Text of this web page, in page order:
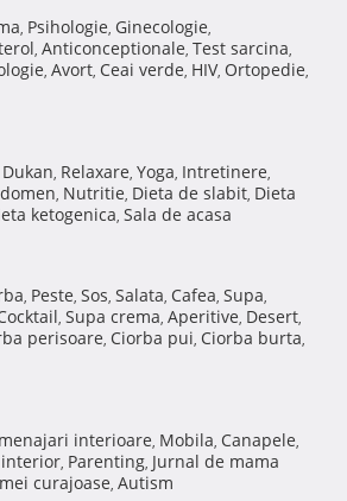
, Psihologie, Ginecologie,
, Anticonceptionale, Test sarcina,
, Avort, Ceai verde, HIV, Ortopedie,
, Relaxare, Yoga, Intretinere,
, Nutritie, Dieta de slabit, Dieta
ketogenica, Sala de acasa
, Peste, Sos, Salata, Cafea, Supa,
, Supa crema, Aperitive, Desert,
perisoare, Ciorba pui, Ciorba burta,
interioare, Mobila, Canapele,
interior, Parenting, Jurnal de mama
curajoase, Autism